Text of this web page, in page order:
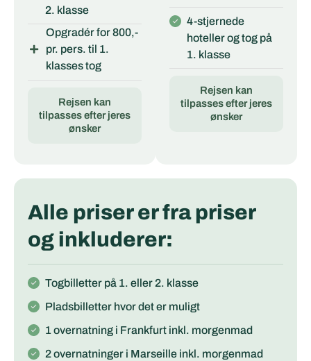
2. klasse
Opgradér for 800,-
pr. pers. til 1.
klasses tog
Rejsen kan
tilpasses efter jeres
ønsker
4-stjernede
hoteller og tog på
1. klasse
Rejsen kan
tilpasses efter jeres
ønsker
Alle priser er fra priser
og inkluderer:
Togbilletter på 1. eller 2. klasse
Pladsbilletter hvor det er muligt
1 overnatning i Frankfurt inkl. morgenmad
2 overnatninger i Marseille inkl. morgenmad